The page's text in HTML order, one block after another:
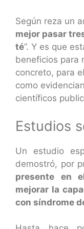
Según reza un
mejor pasar
té”. Y es que
beneficios para
concreto, para
como
científicos
Estudios
Un estudio
demostró, por
presente en
mejorar la
con síndrome